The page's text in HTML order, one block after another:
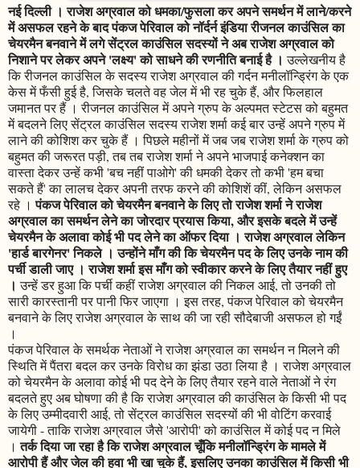
नई दिल्ली । राजेश अग्रवाल को धमका/फुसला कर अपने समर्थन में लाने/करने
में असफल रहने के बाद पंकज पेरिवाल को नॉर्दर्न इंडिया रीजनल काउंसिल का
चेयरमैन बनवाने में लगे सेंट्रल काउंसिल सदस्यों ने अब राजेश अग्रवाल को
निशाने पर लेकर अपने 'लक्ष्य' को साधने की रणनीति बनाई है ।उल्लेखनीय है
कि रीजनल काउंसिल के सदस्य राजेश अग्रवाल की गर्दन मनीलॉन्ड्रिंग के एक
केस में फँसी हुई है, जिसके चलते वह जेल में भी रह चुके हैं, और फिलहाल
जमानत पर हैं । रीजनल काउंसिल में अपने ग्रुप के अल्पमत स्टेटस को बहुमत
में बदलने लिए सेंट्रल काउंसिल सदस्य राजेश शर्मा कई बार उन्हें अपने ग्रुप में
लाने की कोशिश कर चुके हैं । पिछले महीनों में जब जब राजेश शर्मा के ग्रुप को
बहुमत की जरूरत पड़ी, तब तब राजेश शर्मा ने अपने भाजपाई कनेक्शन का
वास्ता देकर उन्हें कभी 'बच नहीं पाओगे' की धमकी देकर तो कभी 'हम बचा
सकते हैं' का लालच देकर अपनी तरफ करने की कोशिशें कीं, लेकिन असफल
रहे ।पंकज पेरिवाल को चेयरमैन बनवाने के लिए तो राजेश शर्मा ने राजेश
अग्रवाल का समर्थन लेने का जोरदार प्रयास किया, और इसके बदले में उन्हें
चेयरमैन के अलावा कोई भी पद लेने का ऑफर दिया । राजेश अग्रवाल लेकिन
'हार्ड बारगेनर' निकले । उन्होंने माँग की कि चेयरमैन पद के लिए उनके नाम की
पर्ची डाली जाए । राजेश शर्मा इस माँग को स्वीकार करने के लिए तैयार नहीं हुए
। उन्हें डर हुआ कि पर्ची कहीं राजेश अग्रवाल की निकल आई, तो उनकी तो
सारी कारस्तानी पर पानी फिर जाएगा । इस तरह, पंकज पेरिवाल को चेयरमैन
बनवाने के लिए राजेश अग्रवाल के साथ की जा रही सौदेबाजी असफल हो गईं
।
पंकज पेरिवाल के समर्थक नेताओं ने राजेश अग्रवाल का समर्थन न मिलने की
स्थिति में पैंतरा बदल कर उनके विरोध का झंडा उठा लिया है । राजेश अग्रवाल
को चेयरमैन के अलावा कोई भी पद देने के लिए तैयार रहने वाले नेताओं ने रंग
बदलते हुए अब घोषणा की है कि राजेश अग्रवाल की काउंसिल के किसी भी पद
के लिए उम्मीदवारी आई, तो सेंट्रल काउंसिल सदस्यों की भी वोटिंग करवाई
जायेगी - ताकि राजेश अग्रवाल जैसे 'आरोपी' को काउंसिल में कोई पद न मिले
।तर्क दिया जा रहा है कि राजेश अग्रवाल चूँकि मनीलॉन्ड्रिंग के मामले में
आरोपी हैं और जेल की हवा भी खा चुके हैं, इसलिए उनका काउंसिल में किसी भी